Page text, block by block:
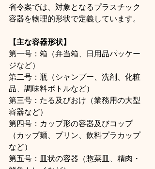
省令案では、対象となるプラスチック
容器を物理的形状で定義しています。
【主な容器形状】
第一号：箱（弁当箱、日用品パッケー
ジなど）
第二号：瓶（シャンプー、洗剤、化粧
品、調味料ボトルなど）
第三号：たる及びおけ（業務用の大型
容器など）
第四号：カップ形の容器及びコップ
（カップ麺、プリン、飲料プラカップ
など）
第五号：皿状の容器（惣菜皿、精肉・